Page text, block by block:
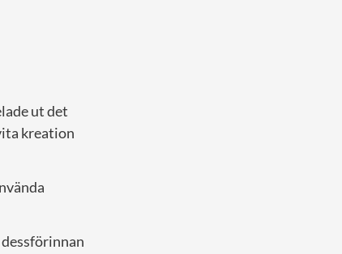
ut det
kreation